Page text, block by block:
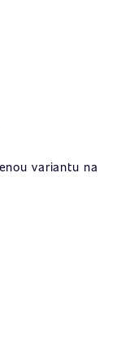
variantu na